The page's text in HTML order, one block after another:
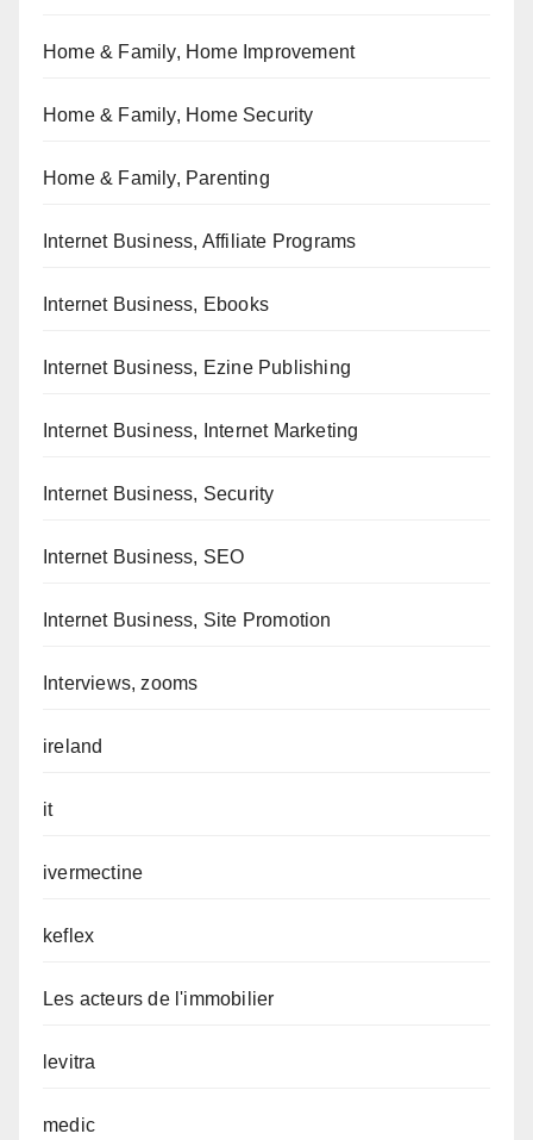
Home & Family, Home Improvement
Home & Family, Home Security
Home & Family, Parenting
Internet Business, Affiliate Programs
Internet Business, Ebooks
Internet Business, Ezine Publishing
Internet Business, Internet Marketing
Internet Business, Security
Internet Business, SEO
Internet Business, Site Promotion
Interviews, zooms
ireland
it
ivermectine
keflex
Les acteurs de l'immobilier
levitra
medic